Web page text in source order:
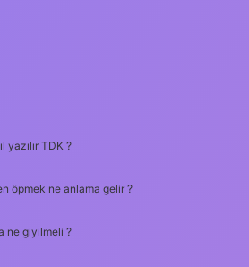
yazılır TDK ?
öpmek ne anlama gelir ?
ne giyilmeli ?